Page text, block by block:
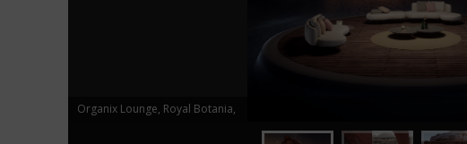
Organix Lounge, Royal Botania,